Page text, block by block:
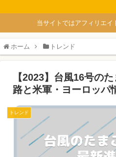
当サイトではアフィリエイ
ホーム トレンド
【2023】台風16号の
路と米軍・ヨーロッパ
トレンド